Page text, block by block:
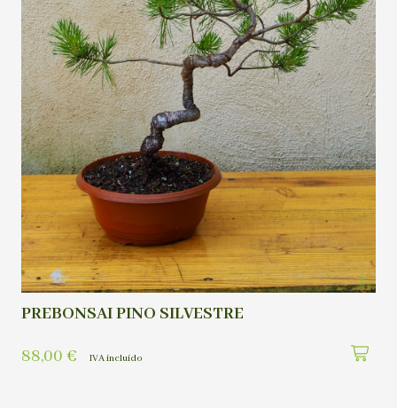
PREBONSAI PINO SILVESTRE
88,00 € IVA incluído